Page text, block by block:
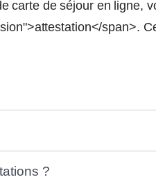
carte de séjour en ligne,
span>.
?